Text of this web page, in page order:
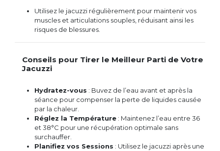
Utilisez le jacuzzi régulièrement pour maintenir vos
muscles et articulations souples, réduisant ainsi les
risques de blessures.
Conseils pour Tirer le Meilleur Parti de Votre
Jacuzzi
Hydratez-vous : Buvez de l’eau avant et après la
séance pour compenser la perte de liquides causée
par la chaleur.
Réglez la Température : Maintenez l’eau entre 36
et 38°C pour une récupération optimale sans
surchauffer.
Planifiez vos Sessions : Utilisez le jacuzzi après une